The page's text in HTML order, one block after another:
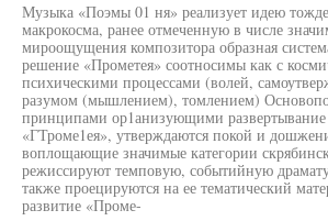
Музыка «Поэмы 01 ня» реализует идею
макрокосма, ранее отмеченную в числе
мироощущения композитора образная
решение «Прометея» соотносимы как с
психическими процессами (волей,
разумом (мышлением), томлением)
принципами ор1анизующими развертывание
«ГТроме1ея», утверждаются покой и
воплощающие значимые категории
режиссируют темповую, событийную
также проецируются на ее тематический
развитие «Проме-